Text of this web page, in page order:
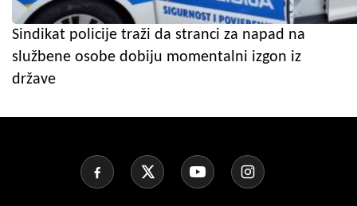
Sindikat policije traži da stranci za napad na
službene osobe dobiju momentalni izgon iz
države